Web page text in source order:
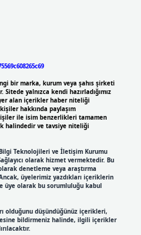
bir marka, kurum veya şahıs şirketi
yalnızca kendi hazırladığımız
alan içerikler haber niteliği
hakkında paylaşım
ile isim benzerlikleri tamamen
halindedir ve tavsiye niteliği
Bilgi Teknolojileri ve İletişim Kurumu
olarak hizmet vermektedir. Bu
denetleme veya araştırma
üyelerimiz yazdıkları içeriklerin
üye olarak bu sorumluluğu kabul
olduğunu düşündüğünüz içerikleri,
bildirmeniz halinde, ilgili içerikler